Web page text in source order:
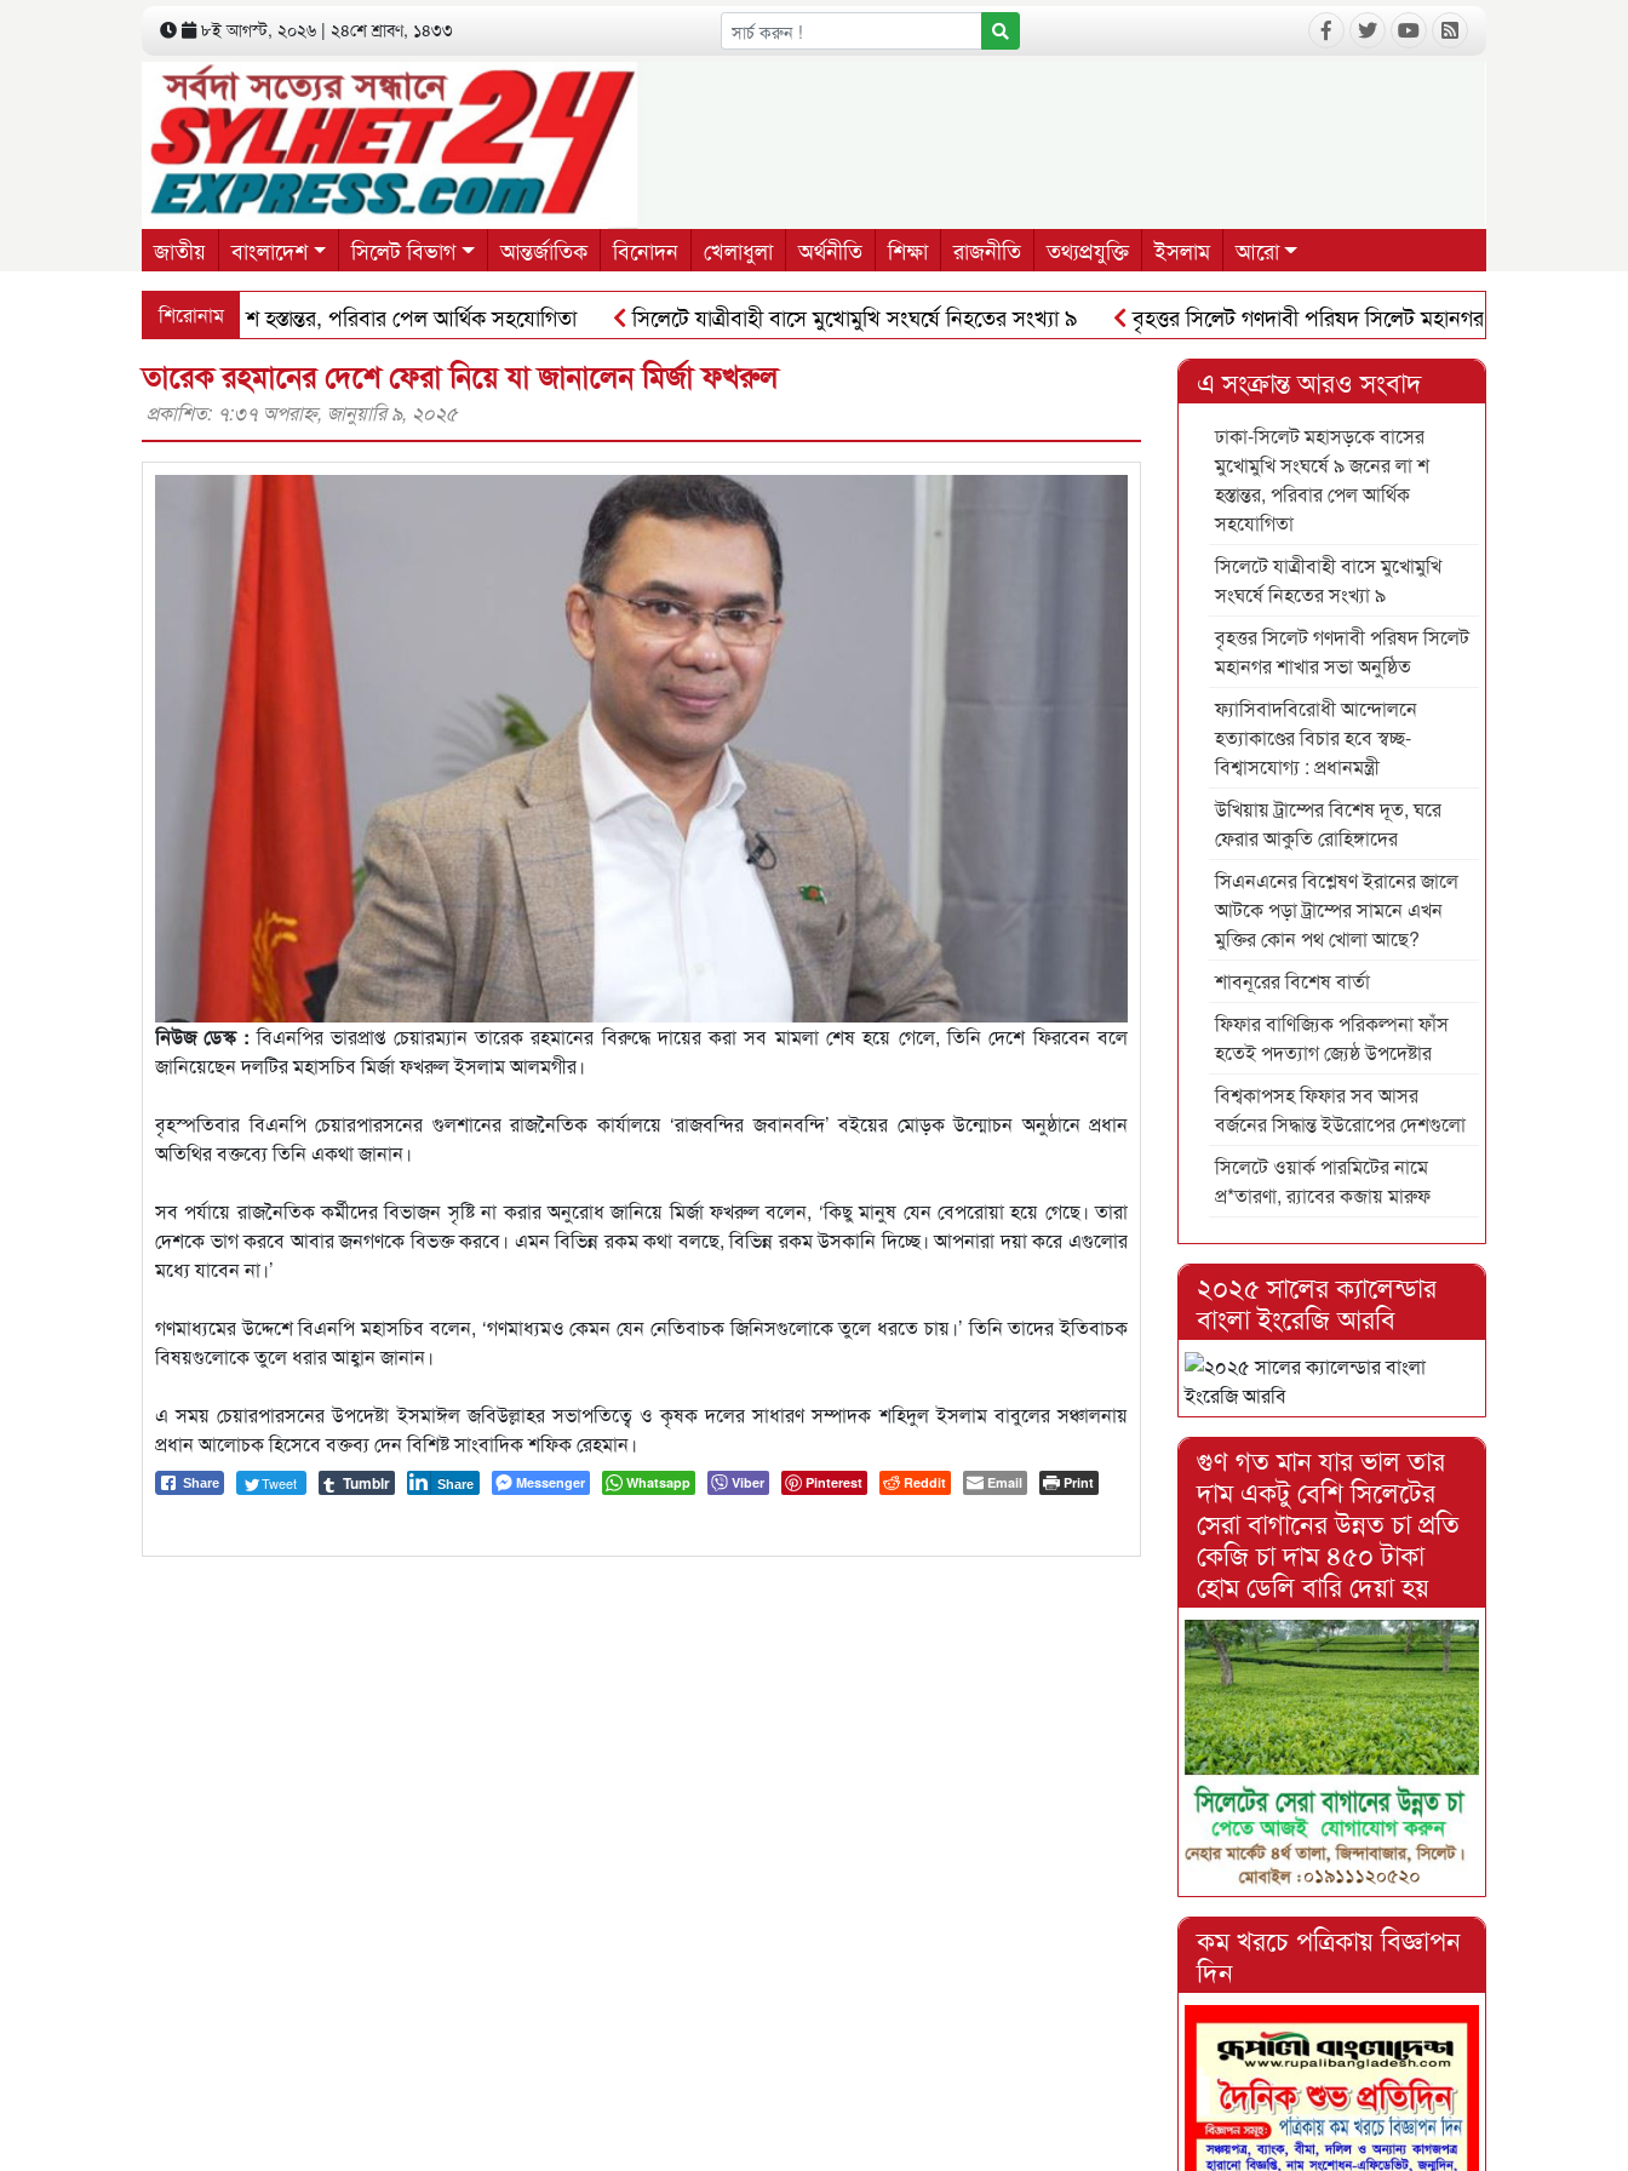
৮ই আগস্ট, ২০২৬ | ২৪শে শ্রাবণ, ১৪৩৩
জাতীয় বাংলাদেশ সিলেট বিভাগ আন্তর্জাতিক বিনোদন খেলাধুলা অর্থনীতি শিক্ষা রাজনীতি তথ্যপ্রযুক্তি ইসলাম আরো
শিরোনাম
সংঘর্ষে ৯ জনের লা শ হস্তান্তর, পরিবার পেল আর্থিক সহযোগিতা সিলেটে যাত্রীবাহী বাসে মুখোমুখি সংঘর্ষে নিহতের সংখ্যা ৯ বৃহত্তর সিলেট গণদাবী পরিষদ সিলেট মহানগর শাখার সভা অনুষ্ঠিত
তারেক রহমানের দেশে ফেরা নিয়ে যা জানালেন মির্জা ফখরুল
প্রকাশিত: ৭:৩৭ অপরাহ্ণ, জানুয়ারি ৯, ২০২৫
নিউজ ডেস্ক : বিএনপির ভারপ্রাপ্ত চেয়ারম্যান তারেক রহমানের বিরুদ্ধে দায়ের করা সব মামলা শেষ হয়ে গেলে, তিনি দেশে ফিরবেন বলে
জানিয়েছেন দলটির মহাসচিব মির্জা ফখরুল ইসলাম আলমগীর।
বৃহস্পতিবার বিএনপি চেয়ারপারসনের গুলশানের রাজনৈতিক কার্যালয়ে ‘রাজবন্দির জবানবন্দি’ বইয়ের মোড়ক উন্মোচন অনুষ্ঠানে প্রধান
অতিথির বক্তব্যে তিনি একথা জানান।
সব পর্যায়ে রাজনৈতিক কর্মীদের বিভাজন সৃষ্টি না করার অনুরোধ জানিয়ে মির্জা ফখরুল বলেন, ‘কিছু মানুষ যেন বেপরোয়া হয়ে গেছে। তারা
দেশকে ভাগ করবে আবার জনগণকে বিভক্ত করবে। এমন বিভিন্ন রকম কথা বলছে, বিভিন্ন রকম উসকানি দিচ্ছে। আপনারা দয়া করে এগুলোর
মধ্যে যাবেন না।’
গণমাধ্যমের উদ্দেশে বিএনপি মহাসচিব বলেন, ‘গণমাধ্যমও কেমন যেন নেতিবাচক জিনিসগুলোকে তুলে ধরতে চায়।’ তিনি তাদের ইতিবাচক
বিষয়গুলোকে তুলে ধরার আহ্বান জানান।
এ সময় চেয়ারপারসনের উপদেষ্টা ইসমাঈল জবিউল্লাহর সভাপতিত্বে ও কৃষক দলের সাধারণ সম্পাদক শহিদুল ইসলাম বাবুলের সঞ্চালনায়
প্রধান আলোচক হিসেবে বক্তব্য দেন বিশিষ্ট সাংবাদিক শফিক রেহমান।
Share Tweet Tumblr Share Messenger Whatsapp Viber Pinterest Reddit Email Print
এ সংক্রান্ত আরও সংবাদ
ঢাকা-সিলেট মহাসড়কে বাসের
মুখোমুখি সংঘর্ষে ৯ জনের লা শ
হস্তান্তর, পরিবার পেল আর্থিক
সহযোগিতা
সিলেটে যাত্রীবাহী বাসে মুখোমুখি
সংঘর্ষে নিহতের সংখ্যা ৯
বৃহত্তর সিলেট গণদাবী পরিষদ সিলেট
মহানগর শাখার সভা অনুষ্ঠিত
ফ্যাসিবাদবিরোধী আন্দোলনে
হত্যাকাণ্ডের বিচার হবে স্বচ্ছ-
বিশ্বাসযোগ্য : প্রধানমন্ত্রী
উখিয়ায় ট্রাম্পের বিশেষ দূত, ঘরে
ফেরার আকুতি রোহিঙ্গাদের
সিএনএনের বিশ্লেষণ ইরানের জালে
আটকে পড়া ট্রাম্পের সামনে এখন
মুক্তির কোন পথ খোলা আছে?
শাবনূরের বিশেষ বার্তা
ফিফার বাণিজ্যিক পরিকল্পনা ফাঁস
হতেই পদত্যাগ জ্যেষ্ঠ উপদেষ্টার
বিশ্বকাপসহ ফিফার সব আসর
বর্জনের সিদ্ধান্ত ইউরোপের দেশগুলো
সিলেটে ওয়ার্ক পারমিটের নামে
প্র*তারণা, র‌্যাবের কব্জায় মারুফ
২০২৫ সালের ক্যালেন্ডার
বাংলা ইংরেজি আরবি
গুণ গত মান যার ভাল তার
দাম একটু বেশি সিলেটের
সেরা বাগানের উন্নত চা প্রতি
কেজি চা দাম ৪৫০ টাকা
হোম ডেলি বারি দেয়া হয়
কম খরচে পত্রিকায় বিজ্ঞাপন
দিন